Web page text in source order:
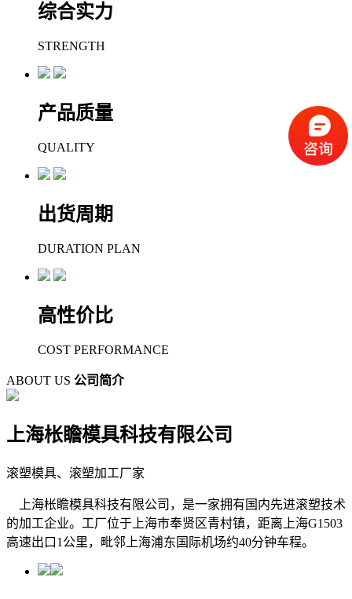
综合实力
STRENGTH
产品质量
QUALITY
出货周期
DURATION PLAN
高性价比
COST PERFORMANCE
ABOUT US 公司简介
上海枨瞻模具科技有限公司
滚塑模具、滚塑加工厂家
上海枨瞻模具科技有限公司，是一家拥有国内先进滚塑技术
的加工企业。工厂位于上海市奉贤区青村镇，距离上海G1503
高速出口1公里，毗邻上海浦东国际机场约40分钟车程。